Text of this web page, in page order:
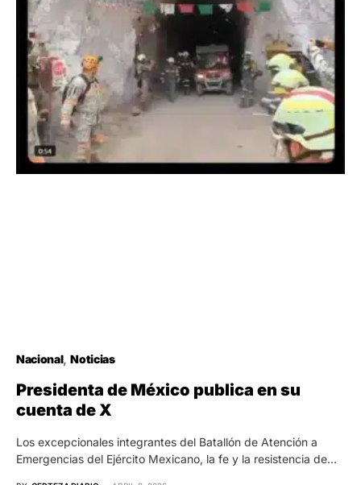
Nacional Noticias
Presidenta de México publica en su
cuenta de X
Los excepcionales integrantes del Batallón de Atención a
Emergencias del Ejército Mexicano, la fe y la resistencia de…